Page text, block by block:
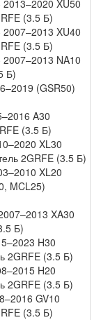
XU50
(3.5 Б)
XU40
(3.5 Б)
NA10
Б)
(GSR50)
A30
(3.5 Б)
XL30
2GRFE (3.5 Б)
XL20
MCL25)
XA30
Б)
H30
2GRFE (3.5 Б)
H20
2GRFE (3.5 Б)
GV10
(3.5 Б)